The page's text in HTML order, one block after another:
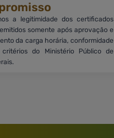
a legitimidade dos certificados
somente após aprovação e
da carga horária, conformidade
do Ministério Público de